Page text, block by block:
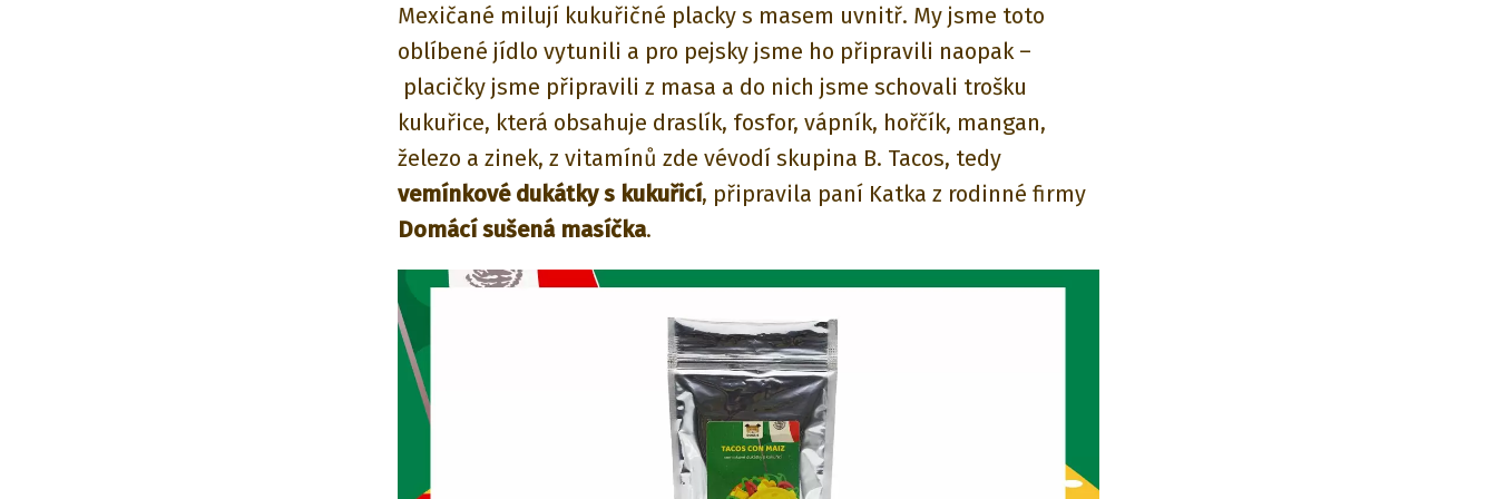
Mexičané milují kukuřičné placky s masem uvnitř. My jsme toto
oblíbené jídlo vytunili a pro pejsky jsme ho připravili naopak –
placičky jsme připravili z masa a do nich jsme schovali trošku
kukuřice, která obsahuje draslík, fosfor, vápník, hořčík, mangan,
železo a zinek, z vitamínů zde vévodí skupina B. Tacos, tedy
vemínkové dukátky s kukuřicí, připravila paní Katka z rodinné firmy
Domácí sušená masíčka.